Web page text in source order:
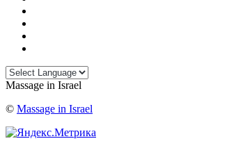
Massage in Israel
© Massage in Israel